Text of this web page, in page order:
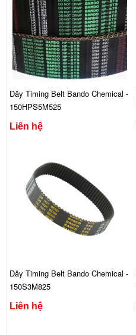
Dây Timing Belt Bando Chemical -
150HPS5M525
Liên hệ
Dây Timing Belt Bando Chemical -
150S3M825
Liên hệ